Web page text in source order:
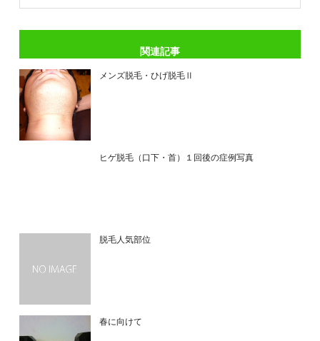
関連記事
メンズ脱毛・ひげ脱毛Ⅱ
ヒゲ脱毛（口下・首）１回後の症例写真
脱毛人気部位
春に向けて